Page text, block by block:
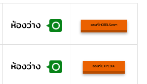
จองที่ HOTELS.com
จองที่ EXPEDIA